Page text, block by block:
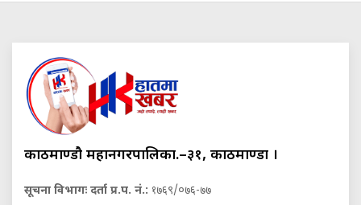
काठमाण्डौ महानगरपालिका.–३१, काठमाण्डौं ।
सूचना विभागः दर्ता प्र.प. नं.: १७६९/०७६-७७